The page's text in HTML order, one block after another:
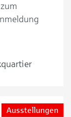
Ausstellungen